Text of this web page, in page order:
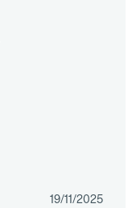
19/11/2025